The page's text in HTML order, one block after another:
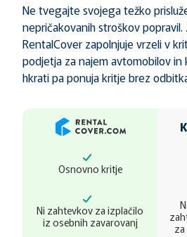
Ne tvegajte svojega težko
nepričakovanih stroškov popravil.
RentalCover zapolnjuje vrzeli v
podjetja za najem avtomobilov
hkrati pa ponuja kritje brez
Osnovno kritje
Ni zahtevkov za izplačilo
iz osebnih zavarovanj